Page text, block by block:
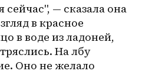
— сказала она
в красное
в воде из ладоней,
На лбу
Оно не желало